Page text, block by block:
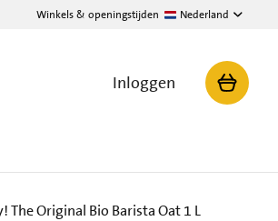
Winkels & openingstijden Nederland
Inloggen
The Original Bio Barista Oat 1 L